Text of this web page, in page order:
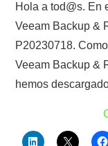
Hola a tod@s. En
Veeam Backup &
P20230718.
Veeam Backup &
hemos